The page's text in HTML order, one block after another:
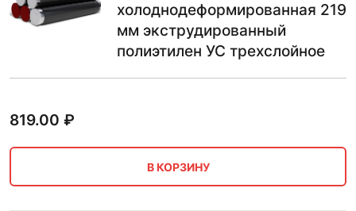
холоднодеформированная 219
мм экструдированный
полиэтилен УС трехслойное
819.00 ₽
В КОРЗИНУ